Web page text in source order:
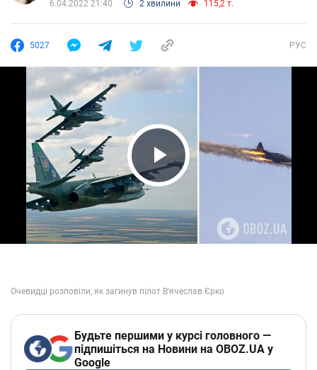
6.04.2022 21:40 2 хвилини 115,2 т.
5027 РУС
Play Video
Будьте першими у курсі головного —
підпишіться на Новини на OBOZ.UA у
Google